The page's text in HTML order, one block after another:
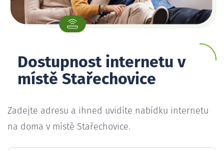
Dostupnost internetu v
místě Stařechovice
Zadejte adresu a ihned uvidíte nabídku internetu
na doma v místě Stařechovice.